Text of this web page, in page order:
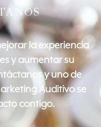
la experiencia
y aumentar su
y uno de
Auditivo se
contigo.